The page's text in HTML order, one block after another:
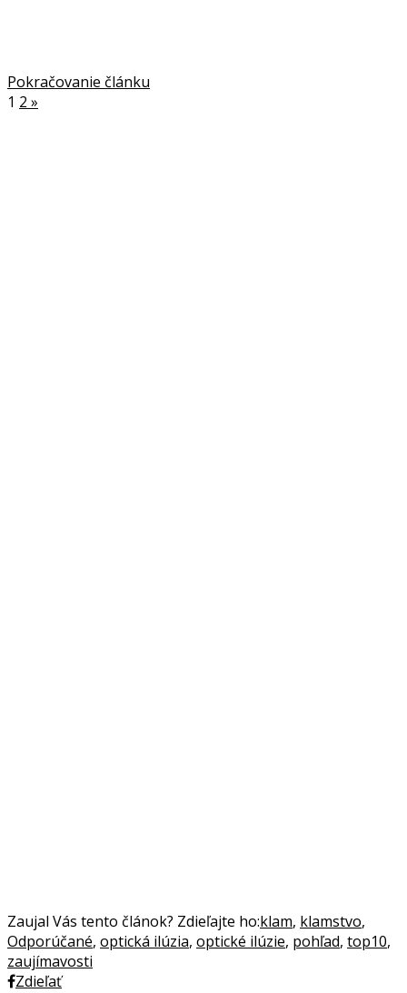
Pokračovanie článku
1 2 »
Zaujal Vás tento článok? Zdieľajte ho:klam, klamstvo,
Odporúčané, optická ilúzia, optické ilúzie, pohľad, top10,
zaujímavosti
Zdieľať